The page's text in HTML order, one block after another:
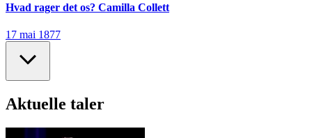
Hvad rager det os? Camilla Collett
17 mai 1877
Aktuelle taler